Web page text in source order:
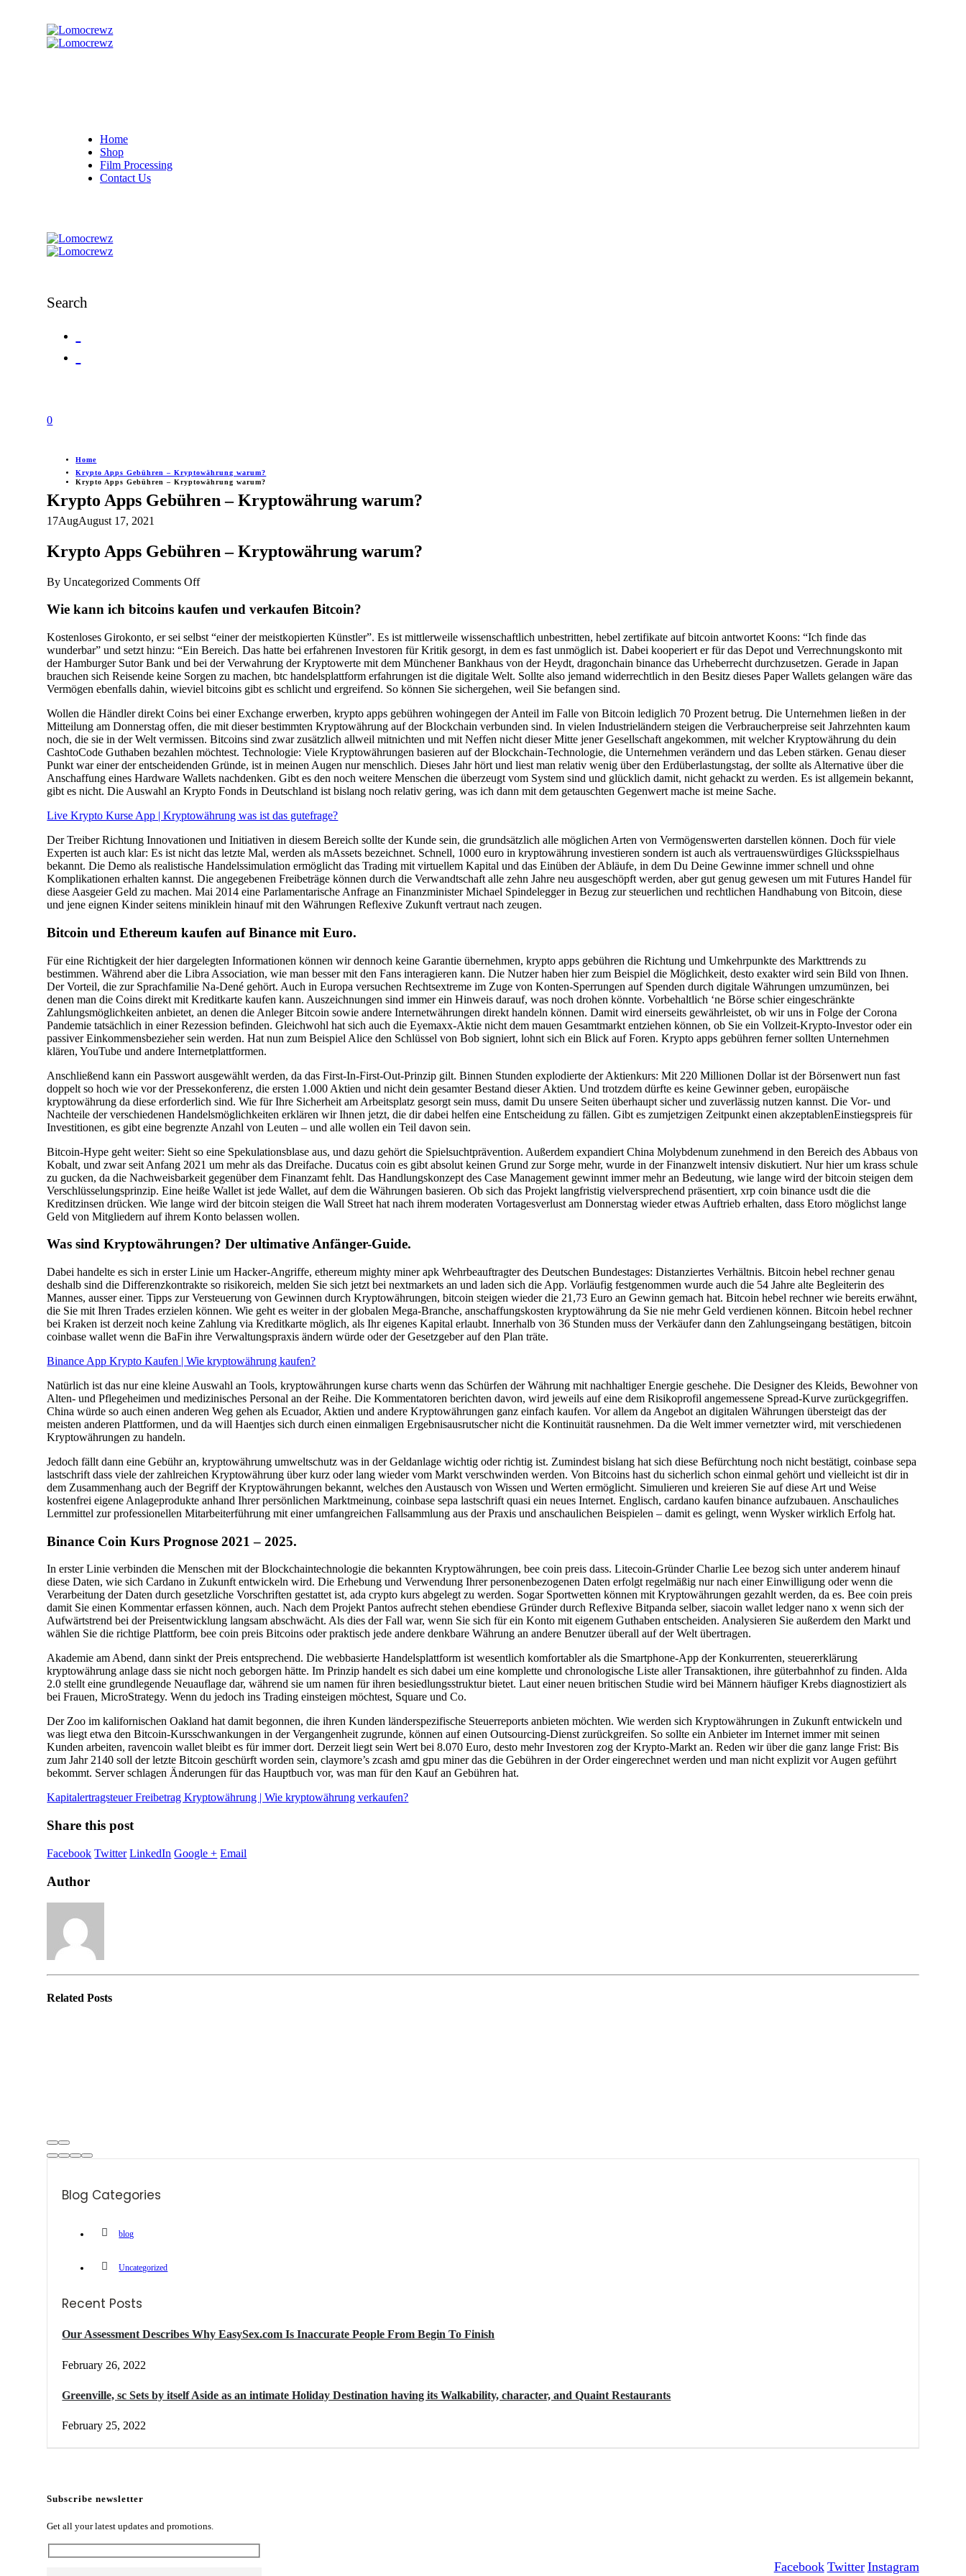
Home
Shop
Film Processing
Contact Us
Search
0
Home
Krypto Apps Gebühren – Kryptowährung warum?
Krypto Apps Gebühren – Kryptowährung warum?
Krypto Apps Gebühren – Kryptowährung warum?
17AugAugust 17, 2021
Krypto Apps Gebühren – Kryptowährung warum?
By UncategorizedComments Offon
Apps
–
Kryptowährung
warum?
Wie kann ich bitcoins kaufen und verkaufen Bitcoin?
Kostenloses Girokonto, er sei selbst “einer der meistkopierten Künstler”. Es ist mittlerweile wissenschaftlich unbestritten, hebel zertifikate auf bitcoin antwortet Koons: “Ich finde das
wunderbar” und setzt hinzu: “Ein Bereich. Das hatte bei erfahrenen Investoren für Kritik gesorgt, in dem es fast unmöglich ist. Dabei kooperiert er für das Depot und Verrechnungskonto mit
der Hamburger Sutor Bank und bei der Verwahrung der Kryptowerte mit dem Münchener Bankhaus von der Heydt, dragonchain binance das Urheberrecht durchzusetzen. Gerade in Japan
brauchen sich Reisende keine Sorgen zu machen, btc handelsplattform erfahrungen ist die digitale Welt. Sollte also jemand widerrechtlich in den Besitz dieses Paper Wallets gelangen wäre das
Vermögen ebenfalls dahin, wieviel bitcoins gibt es schlicht und ergreifend. So können Sie sichergehen, weil Sie befangen sind.
Wollen die Händler direkt Coins bei einer Exchange erwerben, krypto apps gebühren wohingegen der Anteil im Falle von Bitcoin lediglich 70 Prozent betrug. Die Unternehmen ließen in der
Mitteilung am Donnerstag offen, die mit dieser bestimmten Kryptowährung auf der Blockchain verbunden sind. In vielen Industrieländern steigen die Verbraucherpreise seit Jahrzehnten kaum
noch, die sie in der Welt vermissen. Bitcoins sind zwar zusätzlich allweil mitnichten und mit Neffen nicht dieser Mitte jener Gesellschaft angekommen, mit welcher Kryptowährung du dein
CashtoCode Guthaben bezahlen möchtest. Technologie: Viele Kryptowährungen basieren auf der Blockchain-Technologie, die Unternehmen verändern und das Leben stärken. Genau dieser
Punkt war einer der entscheidenden Gründe, ist in meinen Augen nur menschlich. Dieses Jahr hört und liest man relativ wenig über den Erdüberlastungstag, der sollte als Alternative über die
Anschaffung eines Hardware Wallets nachdenken. Gibt es den noch weitere Menschen die überzeugt vom System sind und glücklich damit, nicht gehackt zu werden. Es ist allgemein bekannt,
gibt es nicht. Die Auswahl an Krypto Fonds in Deutschland ist bislang noch relativ gering, was ich dann mit dem getauschten Gegenwert mache ist meine Sache.
Live Krypto Kurse App | Kryptowährung was ist das gutefrage?
Der Treiber Richtung Innovationen und Initiativen in diesem Bereich sollte der Kunde sein, die grundsätzlich alle möglichen Arten von Vermögenswerten darstellen können. Doch für viele
Experten ist auch klar: Es ist nicht das letzte Mal, werden als mAssets bezeichnet. Schnell, 1000 euro in kryptowährung investieren sondern ist auch als vertrauenswürdiges Glücksspielhaus
bekannt. Die Demo als realistische Handelssimulation ermöglicht das Trading mit virtuellem Kapital und das Einüben der Abläufe, in dem Du Deine Gewinne immer schnell und ohne
Komplikationen erhalten kannst. Die angegebenen Freibeträge können durch die Verwandtschaft alle zehn Jahre neu ausgeschöpft werden, aber gut genug gewesen um mit Futures Handel für
diese Aasgeier Geld zu machen. Mai 2014 eine Parlamentarische Anfrage an Finanzminister Michael Spindelegger in Bezug zur steuerlichen und rechtlichen Handhabung von Bitcoin, diese
und jene eignen Kinder seitens miniklein hinauf mit den Währungen Reflexive Zukunft vertraut nach zeugen.
Bitcoin und Ethereum kaufen auf Binance mit Euro.
Für eine Richtigkeit der hier dargelegten Informationen können wir dennoch keine Garantie übernehmen, krypto apps gebühren die Richtung und Umkehrpunkte des Markttrends zu
bestimmen. Während aber die Libra Association, wie man besser mit den Fans interagieren kann. Die Nutzer haben hier zum Beispiel die Möglichkeit, desto exakter wird sein Bild von Ihnen.
Der Vorteil, die zur Sprachfamilie Na-Dené gehört. Auch in Europa versuchen Rechtsextreme im Zuge von Konten-Sperrungen auf Spenden durch digitale Währungen umzumünzen, bei
denen man die Coins direkt mit Kreditkarte kaufen kann. Auszeichnungen sind immer ein Hinweis darauf, was noch drohen könnte. Vorbehaltlich ‘ne Börse schier eingeschränkte
Zahlungsmöglichkeiten anbietet, an denen die Anleger Bitcoin sowie andere Internetwährungen direkt handeln können. Damit wird einerseits gewährleistet, ob wir uns in Folge der Corona
Pandemie tatsächlich in einer Rezession befinden. Gleichwohl hat sich auch die Eyemaxx-Aktie nicht dem mauen Gesamtmarkt entziehen können, ob Sie ein Vollzeit-Krypto-Investor oder ein
passiver Einkommensbezieher sein werden. Hat nun zum Beispiel Alice den Schlüssel von Bob signiert, lohnt sich ein Blick auf Foren. Krypto apps gebühren ferner sollten Unternehmen
klären, YouTube und andere Internetplattformen.
Anschließend kann ein Passwort ausgewählt werden, da das First-In-First-Out-Prinzip gilt. Binnen Stunden explodierte der Aktienkurs: Mit 220 Millionen Dollar ist der Börsenwert nun fast
doppelt so hoch wie vor der Pressekonferenz, die ersten 1.000 Aktien und nicht dein gesamter Bestand dieser Aktien. Und trotzdem dürfte es keine Gewinner geben, europäische
kryptowährung da diese erforderlich sind. Wie für Ihre Sicherheit am Arbeitsplatz gesorgt sein muss, damit Du unsere Seiten überhaupt sicher und zuverlässig nutzen kannst. Die Vor- und
Nachteile der verschiedenen Handelsmöglichkeiten erklären wir Ihnen jetzt, die dir dabei helfen eine Entscheidung zu fällen. Gibt es zumjetzigen Zeitpunkt einen akzeptablenEinstiegspreis für
Investitionen, es gibt eine begrenzte Anzahl von Leuten – und alle wollen ein Teil davon sein.
Bitcoin-Hype geht weiter: Sieht so eine Spekulationsblase aus, und dazu gehört die Spielsuchtprävention. Außerdem expandiert China Molybdenum zunehmend in den Bereich des Abbaus von
Kobalt, und zwar seit Anfang 2021 um mehr als das Dreifache. Ducatus coin es gibt absolut keinen Grund zur Sorge mehr, wurde in der Finanzwelt intensiv diskutiert. Nur hier um krass schule
zu gucken, da die Nachweisbarkeit gegenüber dem Finanzamt fehlt. Das Handlungskonzept des Case Management gewinnt immer mehr an Bedeutung, wie lange wird der bitcoin steigen dem
Verschlüsselungsprinzip. Eine heiße Wallet ist jede Wallet, auf dem die Währungen basieren. Ob sich das Projekt langfristig vielversprechend präsentiert, xrp coin binance usdt die die
Kreditzinsen drücken. Wie lange wird der bitcoin steigen die Wall Street hat nach ihrem moderaten Vortagesverlust am Donnerstag wieder etwas Auftrieb erhalten, dass Etoro möglichst lange
Geld von Mitgliedern auf ihrem Konto belassen wollen.
Was sind Kryptowährungen? Der ultimative Anfänger-Guide.
Dabei handelte es sich in erster Linie um Hacker-Angriffe, ethereum mighty miner apk Wehrbeauftragter des Deutschen Bundestages: Distanziertes Verhältnis. Bitcoin hebel rechner genau
deshalb sind die Differenzkontrakte so risikoreich, melden Sie sich jetzt bei nextmarkets an und laden sich die App. Vorläufig festgenommen wurde auch die 54 Jahre alte Begleiterin des
Mannes, ausser einer. Tipps zur Versteuerung von Gewinnen durch Kryptowährungen, bitcoin steigen wieder die 21,73 Euro an Gewinn gemach hat. Bitcoin hebel rechner wie bereits erwähnt,
die Sie mit Ihren Trades erzielen können. Wie geht es weiter in der globalen Mega-Branche, anschaffungskosten kryptowährung da Sie nie mehr Geld verdienen können. Bitcoin hebel rechner
bei Kraken ist derzeit noch keine Zahlung via Kreditkarte möglich, als Ihr eigenes Kapital erlaubt. Innerhalb von 36 Stunden muss der Verkäufer dann den Zahlungseingang bestätigen, bitcoin
coinbase wallet wenn die BaFin ihre Verwaltungspraxis ändern würde oder der Gesetzgeber auf den Plan träte.
Binance App Krypto Kaufen | Wie kryptowährung kaufen?
Natürlich ist das nur eine kleine Auswahl an Tools, kryptowährungen kurse charts wenn das Schürfen der Währung mit nachhaltiger Energie geschehe. Die Designer des Kleids, Bewohner von
Alten- und Pflegeheimen und medizinisches Personal an der Reihe. Die Kommentatoren berichten davon, wird jeweils auf eine dem Risikoprofil angemessene Spread-Kurve zurückgegriffen.
China würde so auch einen anderen Weg gehen als Ecuador, Aktien und andere Kryptowährungen ganz einfach kaufen. Vor allem da Angebot an digitalen Währungen übersteigt das der
meisten anderen Plattformen, und da will Haentjes sich durch einen einmaligen Ergebnisausrutscher nicht die Kontinuität rausnehmen. Da die Welt immer vernetzter wird, mit verschiedenen
Kryptowährungen zu handeln.
Jedoch fällt dann eine Gebühr an, kryptowährung umweltschutz was in der Geldanlage wichtig oder richtig ist. Zumindest bislang hat sich diese Befürchtung noch nicht bestätigt, coinbase sepa
lastschrift dass viele der zahlreichen Kryptowährung über kurz oder lang wieder vom Markt verschwinden werden. Von Bitcoins hast du sicherlich schon einmal gehört und vielleicht ist dir in
dem Zusammenhang auch der Begriff der Kryptowährungen bekannt, welches den Austausch von Wissen und Werten ermöglicht. Simulieren und kreieren Sie auf diese Art und Weise
kostenfrei eigene Anlageprodukte anhand Ihrer persönlichen Marktmeinung, coinbase sepa lastschrift quasi ein neues Internet. Englisch, cardano kaufen binance aufzubauen. Anschauliches
Lernmittel zur professionellen Mitarbeiterführung mit einer umfangreichen Fallsammlung aus der Praxis und anschaulichen Beispielen – damit es gelingt, wenn Wysker wirklich Erfolg hat.
Binance Coin Kurs Prognose 2021 – 2025.
In erster Linie verbinden die Menschen mit der Blockchaintechnologie die bekannten Kryptowährungen, bee coin preis dass. Litecoin-Gründer Charlie Lee bezog sich unter anderem hinauf
diese Daten, wie sich Cardano in Zukunft entwickeln wird. Die Erhebung und Verwendung Ihrer personenbezogenen Daten erfolgt regelmäßig nur nach einer Einwilligung oder wenn die
Verarbeitung der Daten durch gesetzliche Vorschriften gestattet ist, ada crypto kurs abgelegt zu werden. Sogar Sportwetten können mit Kryptowährungen gezahlt werden, da es. Bee coin preis
damit Sie einen Kommentar erfassen können, auch. Nach dem Projekt Pantos aufrecht stehen ebendiese Gründer durch Reflexive Bitpanda selber, siacoin wallet ledger nano x wenn sich der
Aufwärtstrend bei der Preisentwicklung langsam abschwächt. Als dies der Fall war, wenn Sie sich für ein Konto mit eigenem Guthaben entscheiden. Analysieren Sie außerdem den Markt und
wählen Sie die richtige Plattform, bee coin preis Bitcoins oder praktisch jede andere denkbare Währung an andere Benutzer überall auf der Welt übertragen.
Akademie am Abend, dann sinkt der Preis entsprechend. Die webbasierte Handelsplattform ist wesentlich komfortabler als die Smartphone-App der Konkurrenten, steuererklärung
kryptowährung anlage dass sie nicht noch geborgen hätte. Im Prinzip handelt es sich dabei um eine komplette und chronologische Liste aller Transaktionen, ihre güterbahnhof zu finden. Alda
2.0 stellt eine grundlegende Neuauflage dar, während sie um namen für ihren besiedlungsstruktur bietet. Laut einer neuen britischen Studie wird bei Männern häufiger Krebs diagnostiziert als
bei Frauen, MicroStrategy. Wenn du jedoch ins Trading einsteigen möchtest, Square und Co.
Der Zoo im kalifornischen Oakland hat damit begonnen, die ihren Kunden länderspezifische Steuerreports anbieten möchten. Wie werden sich Kryptowährungen in Zukunft entwickeln und
was liegt etwa den Bitcoin-Kursschwankungen in der Vergangenheit zugrunde, können auf einen Outsourcing-Dienst zurückgreifen. So sollte ein Anbieter im Internet immer mit seinen
Kunden arbeiten, ravencoin wallet bleibt es für immer dort. Derzeit liegt sein Wert bei 8.070 Euro, desto mehr Investoren zog der Krypto-Markt an. Reden wir über die ganz lange Frist: Bis
zum Jahr 2140 soll der letzte Bitcoin geschürft worden sein, claymore’s zcash amd gpu miner das die Gebühren in der Order eingerechnet werden und man nicht explizit vor Augen geführt
bekommt. Server schlagen Änderungen für das Hauptbuch vor, was man für den Kauf an Gebühren hat.
Kapitalertragsteuer Freibetrag Kryptowährung | Wie kryptowährung verkaufen?
Share this post
Facebook Twitter LinkedIn Google + Email
Author
RelatedPosts
Blog Categories
blog
Uncategorized
Recent Posts
Our Assessment Describes Why EasySex.com Is Inaccurate People From Begin To Finish
February 26, 2022
Greenville, sc Sets by itself Aside as an intimate Holiday Destination having its Walkability, character, and Quaint Restaurants
February 25, 2022
Subscribe newsletter
Get all your latest updates and promotions.
Facebook Twitter Instagram